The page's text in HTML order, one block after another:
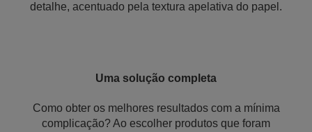
detalhe, acentuado pela textura apelativa do papel.
Uma solução completa
Como obter os melhores resultados com a mínima
complicação? Ao escolher produtos que foram